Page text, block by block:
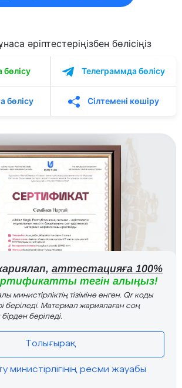
әріптестеріңізбен бөлісіңіз
бөлісу Телеграммда бөлісу
бөлісу Сілтемені көшіру
аттестацияға 100%
тегін алыңыз!
министірліктің тізіміне енген. Qr коды
беріледі. Материал жариялаған соң
беріледі.
Толығырақ
министірлігінің ресми жауабы